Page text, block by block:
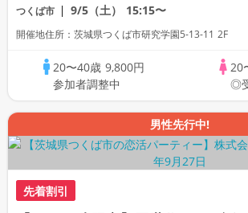
コン
つくば市 9/5（土） 15:15〜
開催地住所：茨城県つくば市研究学園5-13-11 2F
20〜40歳 9,800円
参加者調整中
20
◎
男性先行中!
先着割引